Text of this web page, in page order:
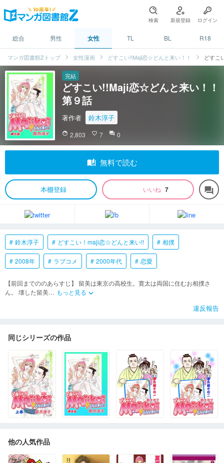
検索 新規登録 ログイン
総合 男性 女性 TL BL R18
マンガ図書館Zトップ 女性漫画 どすこい!!Maji恋☆どんと来い！！ どすこ
完結
どすこい!!Maji恋☆どんと来い！！
第９話
著作者 鈴木淳子
face 2,803 favorite_border 7 question_answer 0
auto_stories 無料で読む
本棚登録 いいね 7 forum
鈴木淳子 どすこい！maji恋☆どんと来い!! 相撲
2008年 ラブコメ 2000年代 恋愛
【前回までののあらすじ】 留美は東京の高校生。寛太は両国に住むお相撲さ
ん。 壊した留美… もっと見る keyboard_arrow_down
違反報告
同じシリーズの作品
他の人気作品